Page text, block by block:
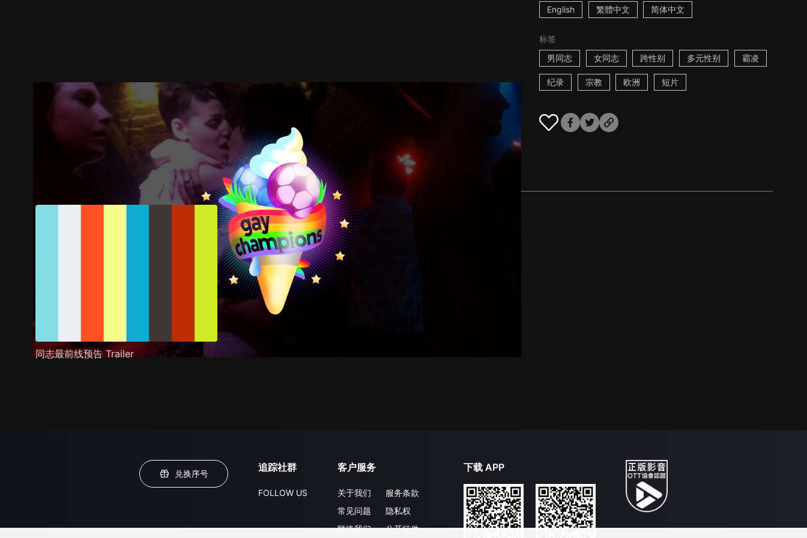
English 繁體中文 简体中文
标签
男同志
女同志 跨性别 多元性别 霸凌
纪录 宗教 欧洲 短片
剧照 推荐影片 剧情介绍
同志最前线预告 Trailer
兑换序号
追踪社群
FOLLOW US
客户服务
关于我们
常见问题
联络我们
服务条款
隐私权
公开征件
下载 APP